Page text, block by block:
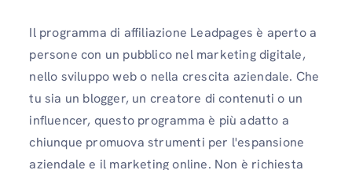
Il programma di affiliazione Leadpages è aperto a
persone con un pubblico nel marketing digitale,
nello sviluppo web o nella crescita aziendale. Che
tu sia un blogger, un creatore di contenuti o un
influencer, questo programma è più adatto a
chiunque promuova strumenti per l'espansione
aziendale e il marketing online. Non è richiesta